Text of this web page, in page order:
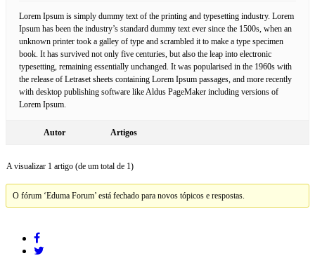
Lorem Ipsum is simply dummy text of the printing and typesetting industry. Lorem
Ipsum has been the industry’s standard dummy text ever since the 1500s, when an
unknown printer took a galley of type and scrambled it to make a type specimen
book. It has survived not only five centuries, but also the leap into electronic
typesetting, remaining essentially unchanged. It was popularised in the 1960s with
the release of Letraset sheets containing Lorem Ipsum passages, and more recently
with desktop publishing software like Aldus PageMaker including versions of
Lorem Ipsum.
Autor Artigos
A visualizar 1 artigo (de um total de 1)
O fórum ‘Eduma Forum’ está fechado para novos tópicos e respostas.